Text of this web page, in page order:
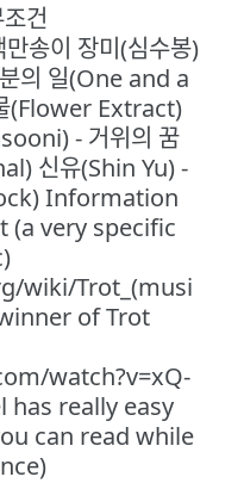
건
송이 장미(심수봉)
의 일(One and a
(Flower Extract)
- 거위의 꿈
신유(Shin Yu) -
Information
(a very specific
wiki/Trot_(musi
of Trot
watch?v=xQ-
has really easy
can read while